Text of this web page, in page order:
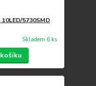
5730SMD
Skladem 6 ks